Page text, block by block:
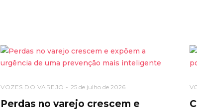
VOZES DO VAREJO 25 de julho de 2026
Perdas no varejo crescem e